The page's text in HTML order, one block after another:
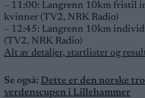
– 11:00: Langrenn 10km fristil
kvinner (TV2, NRK Radio)
– 12:45: Langrenn 10km
(TV2, NRK Radio)
Alt av detaljer, startlister og
Se også: Dette er den norske
verdenscupen i Lillehammer